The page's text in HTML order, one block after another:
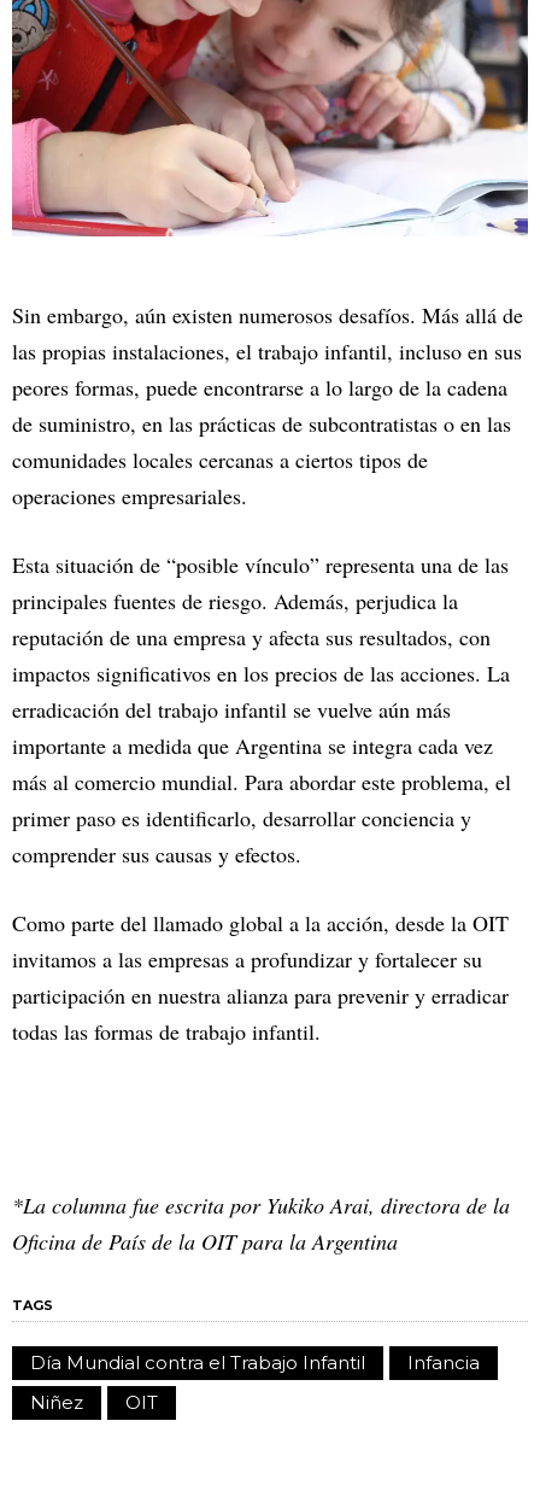
Sin embargo, aún existen numerosos desafíos. Más allá de
las propias instalaciones, el trabajo infantil, incluso en sus
peores formas, puede encontrarse a lo largo de la cadena
de suministro, en las prácticas de subcontratistas o en las
comunidades locales cercanas a ciertos tipos de
operaciones empresariales.
Esta situación de “posible vínculo” representa una de las
principales fuentes de riesgo. Además, perjudica la
reputación de una empresa y afecta sus resultados, con
impactos significativos en los precios de las acciones. La
erradicación del trabajo infantil se vuelve aún más
importante a medida que Argentina se integra cada vez
más al comercio mundial. Para abordar este problema, el
primer paso es identificarlo, desarrollar conciencia y
comprender sus causas y efectos.
Como parte del llamado global a la acción, desde la OIT
invitamos a las empresas a profundizar y fortalecer su
participación en nuestra alianza para prevenir y erradicar
todas las formas de trabajo infantil.
*La columna fue escrita por Yukiko Arai, directora de la
Oficina de País de la OIT para la Argentina
TAGS
Día Mundial contra el Trabajo Infantil
Infancia
Niñez
OIT